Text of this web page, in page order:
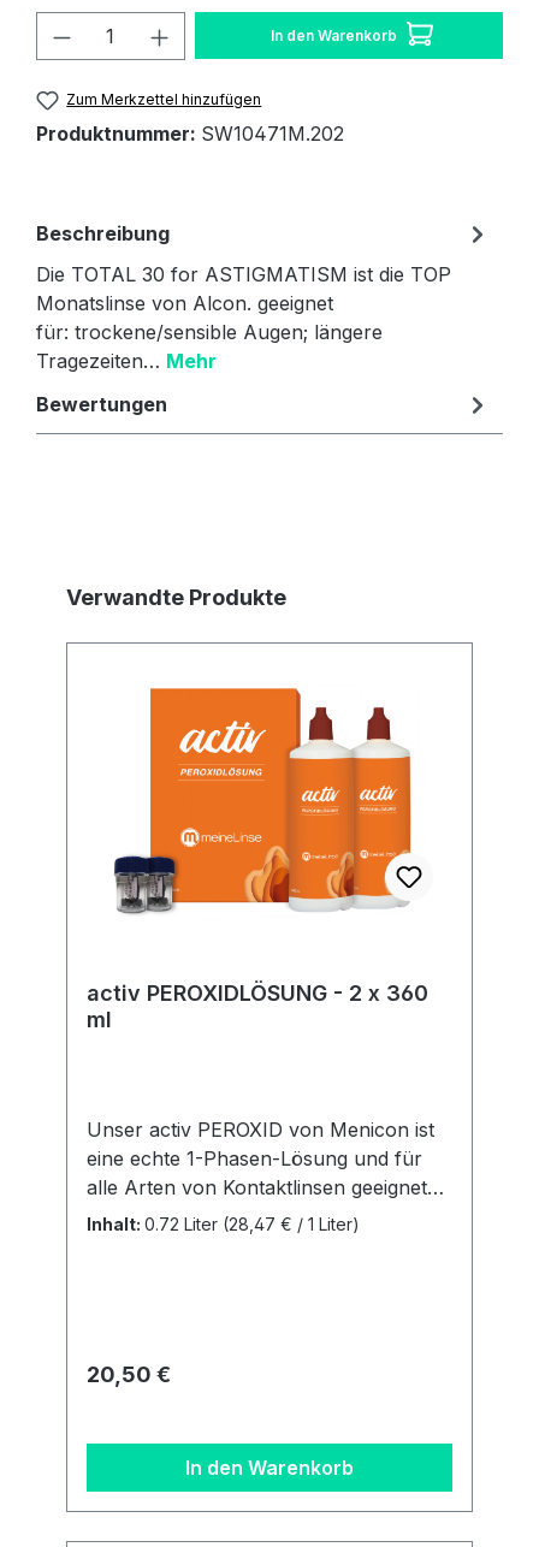
Produkt Anzahl: Gib den
In den Warenkorb
Zum Merkzettel hinzufügen
Produktnummer: SW10471M.202
Beschreibung
Die TOTAL 30 for ASTIGMATISM ist die TOP
Monatslinse von Alcon. geeignet
für: trockene/sensible Augen; längere
Tragezeiten… Mehr
Bewertungen
Produktgalerie überspringen
Verwandte Produkte
activ PEROXIDLÖSUNG - 2 x 360
ml
Unser activ PEROXID von Menicon ist
eine echte 1-Phasen-Lösung und für
alle Arten von Kontaktlinsen geeignet
(farbige Linsen ausgenommen). Es ist
Flaschen á 360ml + 2 Behältern.
Details zur
verantwortungsbewusstes
Unternehmen legen wir großen Wert
auf Transparenz und die Einhaltung
Inhalt: 0.72 Liter (28,47 € / 1 Liter)
Regulärer Preis:
20,50 €
In den Warenkorb